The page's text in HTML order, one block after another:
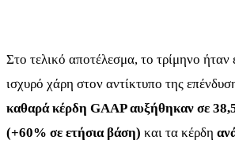
Στο τελικό αποτέλεσμα, το τρίμηνο ήταν
ισχυρό χάρη στον αντίκτυπο της
καθαρά κέρδη GAAP αυξήθηκαν σε
(+60% σε ετήσια βάση) και τα κέρδη